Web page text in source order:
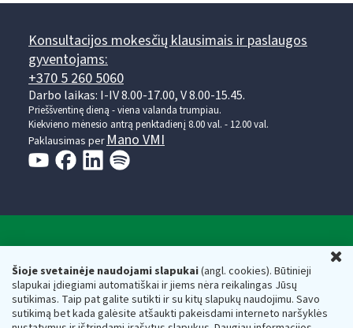
Šioje svetainėje naudojami slapukai(angl. cookies). Būtinieji
slapukai įdiegiami automatiškai ir jiems nėra reikalingas Jūsų
sutikimas. Taip pat galite sutikti ir su kitų slapukų naudojimu. Savo
sutikimą bet kada galėsite atšaukti pakeisdami interneto naršyklės
Konsultacijos mokesčių klausimais ir paslaugos
gyventojams:
+370 5 260 5060
Darbo laikas: I-IV 8.00-17.00, V 8.00-15.45.
Prieššventinę dieną - viena valanda trumpiau.
Kiekvieno mėnesio antrą penktadienį 8.00 val. - 12.00 val.
Paklausimas per Mano VMI
Respublikos finansų ministerijos
Biudžetinė įstaiga. Juridinio asmens kodas — 188659752,
adresas: Vasario 16-osios g. 14, 01107 Vilnius, Lietuva, el.paštas:
vmi@vmi.lt, E. pristatymo dėžutės adresas 188659752